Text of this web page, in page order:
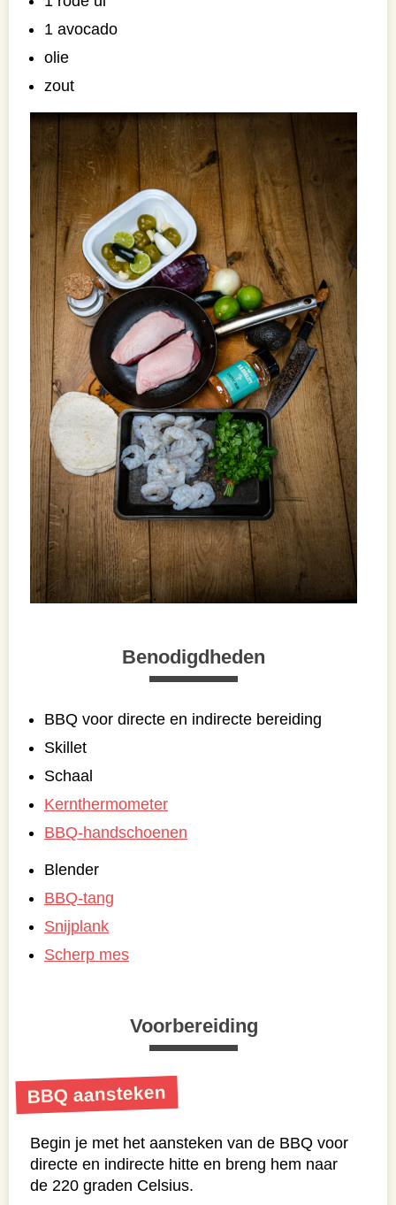
1 avocado
olie
zout
Benodigdheden
BBQ voor directe en indirecte bereiding
Skillet
Schaal
Kernthermometer
BBQ-handschoenen
Blender
BBQ-tang
Snijplank
Scherp mes
Voorbereiding
BBQ aansteken
Begin je met het aansteken van de BBQ voor
directe en indirecte hitte en breng hem naar
de 220 graden Celsius.